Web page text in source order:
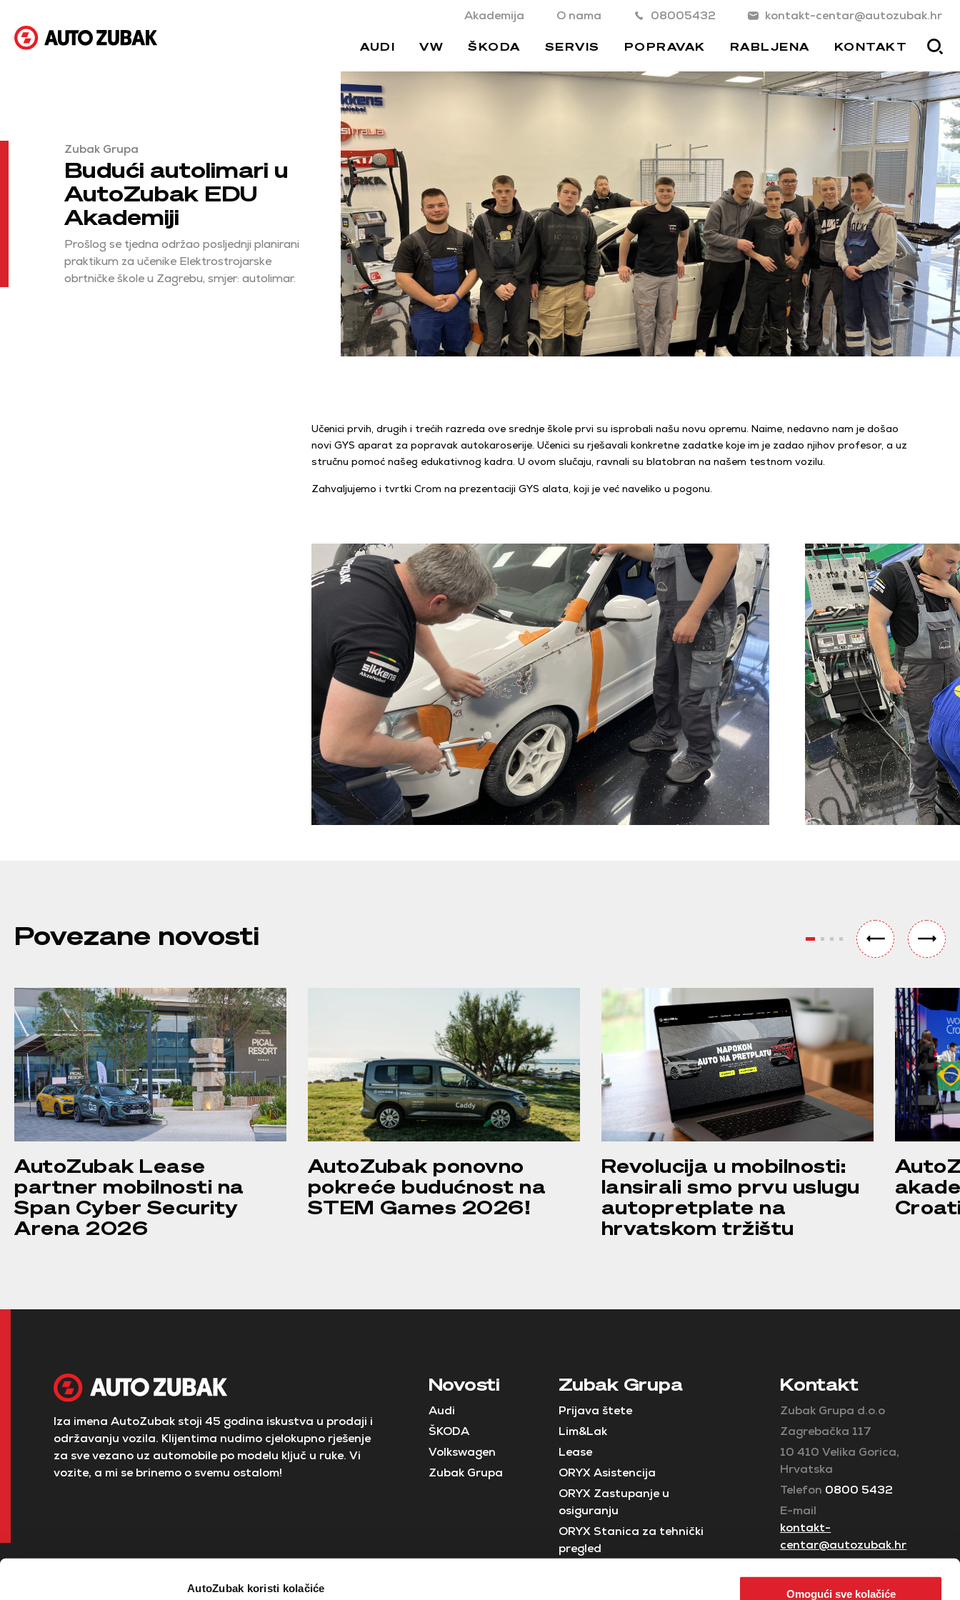
AutoZubak koristi kolačiće Omogući sve kolačiće
Akademija O nama 08005432 kontakt-centar@autozubak.hr
AUDI VW ŠKODA SERVIS POPRAVAK RABLJENA KONTAKT
Zubak Grupa
Budući autolimari u
AutoZubak EDU
Akademiji
Prošlog se tjedna održao posljednji planirani
praktikum za učenike Elektrostrojarske
obrtničke škole u Zagrebu, smjer: autolimar.
Učenici prvih, drugih i trećih razreda ove srednje škole prvi su isprobali našu novu opremu. Naime, nedavno nam je došao
novi GYS aparat za popravak autokaroserije. Učenici su rješavali konkretne zadatke koje im je zadao njihov profesor, a uz
stručnu pomoć našeg edukativnog kadra. U ovom slučaju, ravnali su blatobran na našem testnom vozilu.
Zahvaljujemo i tvrtki Crom na prezentaciji GYS alata, koji je već naveliko u pogonu.
Povezane novosti
AutoZubak Lease
partner mobilnosti na
Span Cyber Security
Arena 2026
AutoZubak ponovno
pokreće budućnost na
STEM Games 2026!
Revolucija u mobilnosti:
lansirali smo prvu uslugu
autopretplate na
hrvatskom tržištu
Iza imena AutoZubak stoji 45 godina iskustva u prodaji i
održavanju vozila. Klijentima nudimo cjelokupno rješenje
za sve vezano uz automobile po modelu ključ u ruke. Vi
vozite, a mi se brinemo o svemu ostalom!
Novosti
Audi
ŠKODA
Volkswagen
Zubak Grupa
Zubak Grupa
Prijava štete
Lim&Lak
Lease
ORYX Asistencija
ORYX Zastupanje u
osiguranju
ORYX Stanica za tehnički
pregled
Kontakt
Zubak Grupa d.o.o
Zagrebačka 117
10 410 Velika Gorica,
Hrvatska
Telefon 0800 5432
E-mail
kontakt-
centar@autozubak.hr